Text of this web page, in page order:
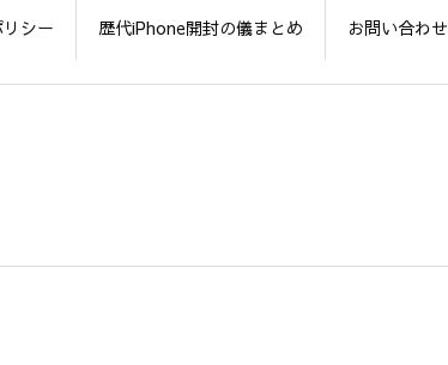
シー 歴代iPhone開封の儀まとめ お問い合わせ